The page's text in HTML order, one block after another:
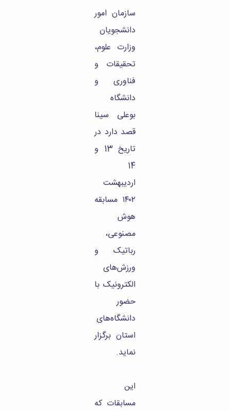
سازمان امور
دانشجویان
وزارت علوم،
تحقیقات و
فناوری و
دانشگاه
بوعلی سینا
قصد دارد در
تاریخ 13 و
14
اردیبهشت
۱۴۰۲ مسابقه
هوش
مصنوعی،
رباتیک و
ورزش‌های
الکترونیک با
حضور
دانشگاه‌های
استان برگزار
نماید.
این
مسابقات که